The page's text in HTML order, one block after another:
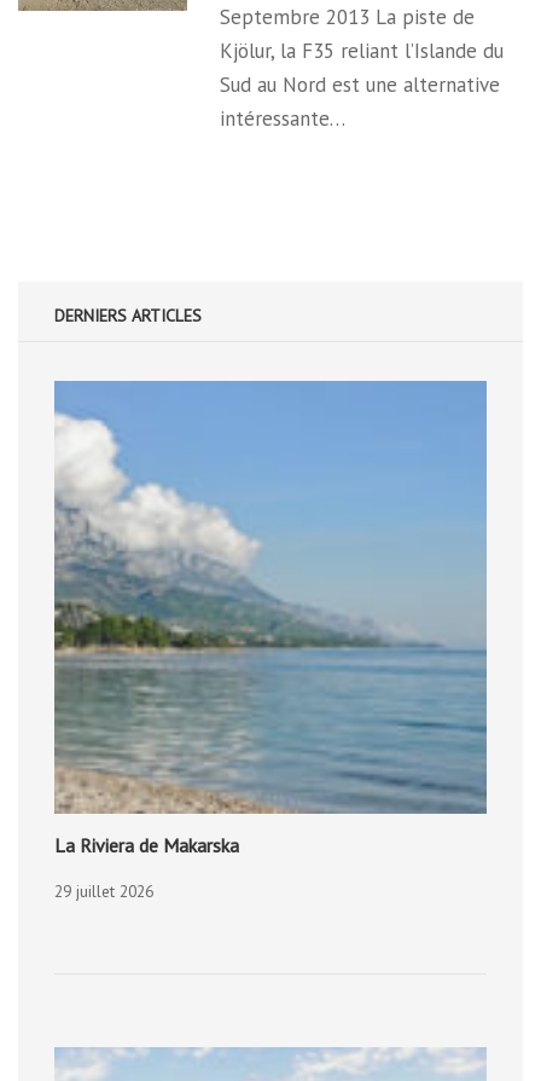
Septembre 2013 La piste de
Kjölur, la F35 reliant l’Islande du
Sud au Nord est une alternative
intéressante…
DERNIERS ARTICLES
La Riviera de Makarska
29 juillet 2026